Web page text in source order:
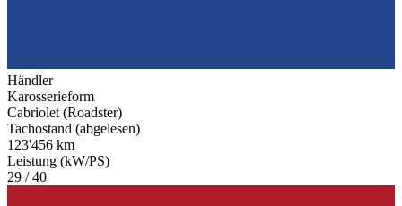
Händler
Karosserieform
Cabriolet (Roadster)
Tachostand (abgelesen)
123'456 km
Leistung (kW/PS)
29 / 40